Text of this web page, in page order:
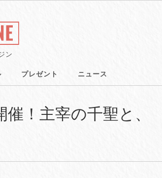
ン
プレゼント ニュース
！主宰の千聖と、